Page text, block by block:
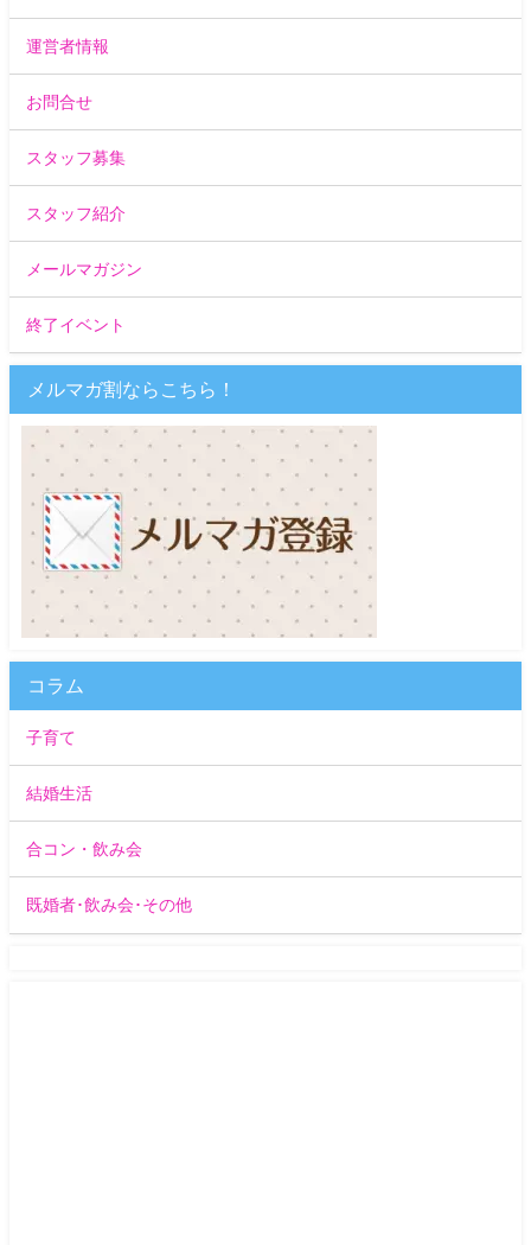
運営者情報
お問合せ
スタッフ募集
スタッフ紹介
メールマガジン
終了イベント
メルマガ割ならこちら！
コラム
子育て
結婚生活
合コン・飲み会
既婚者･飲み会･その他